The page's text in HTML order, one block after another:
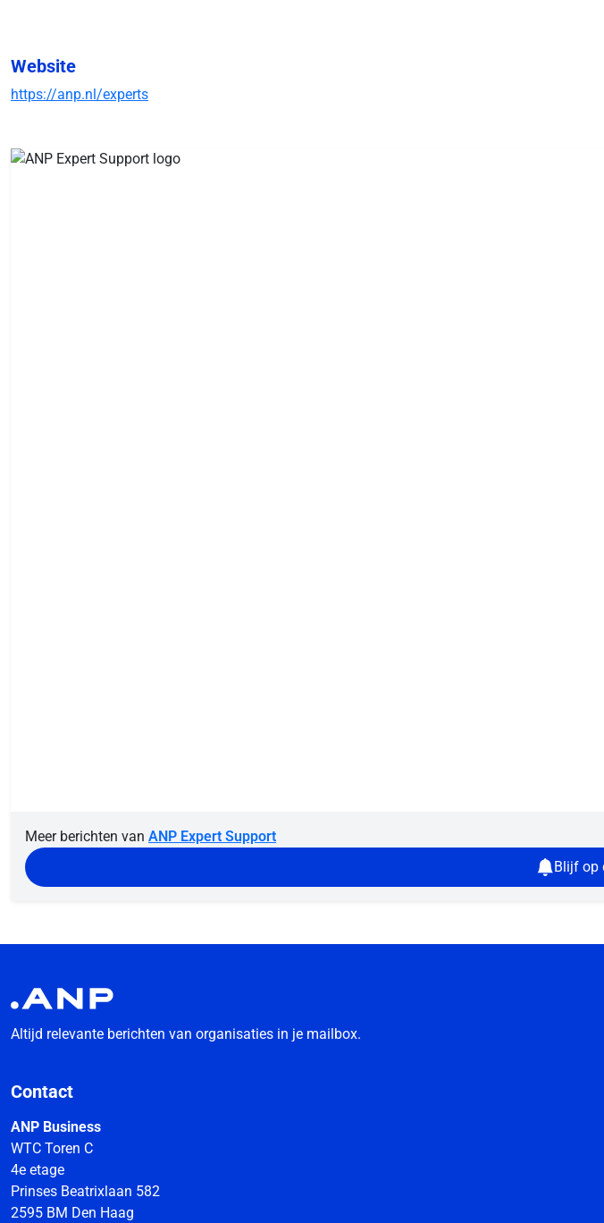
Website
https://anp.nl/experts
Meer berichten van ANP Expert Support
Blijf op
Altijd relevante berichten van organisaties in je mailbox.
Contact
ANP Business
WTC Toren C
4e etage
Prinses Beatrixlaan 582
2595 BM Den Haag